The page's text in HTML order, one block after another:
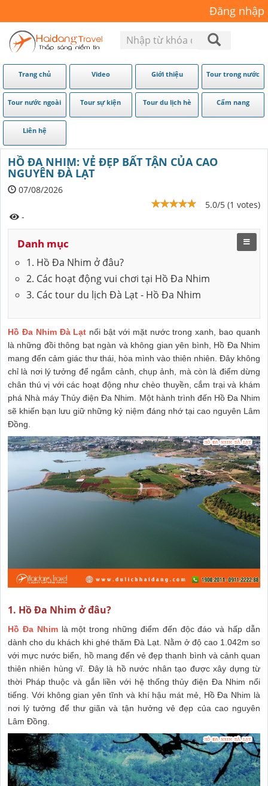
Đăng nhập
Trang chủ Video Giới thiệu Tour trong nước
Tour nước ngoài Tour sự kiện Tour du lịch hè Cẩm nang
Liên hệ
HỒ ĐA NHIM: VẺ ĐẸP BẤT TẬN CỦA CAO
NGUYÊN ĐÀ LẠT
07/08/2026
5.0/5 (1 votes)
-
Danh mục
1. Hồ Đa Nhim ở đâu?
2. Các hoạt động vui chơi tại Hồ Đa Nhim
3. Các tour du lịch Đà Lạt - Hồ Đa Nhim
Hồ Đa Nhim Đà Lạt nổi bật với mặt nước trong xanh, bao quanh
là những đồi thông bạt ngàn và không gian yên bình, Hồ Đa Nhim
mang đến cảm giác thư thái, hòa mình vào thiên nhiên. Đây không
chỉ là nơi lý tưởng để ngắm cảnh, chụp ảnh, mà còn là điểm dừng
chân thú vị với các hoạt động như chèo thuyền, cắm trại và khám
phá Nhà máy Thủy điện Đa Nhim. Một hành trình đến Hồ Đa Nhim
sẽ khiến bạn lưu giữ những kỷ niệm đáng nhớ tại cao nguyên Lâm
Đồng.
1. Hồ Đa Nhim ở đâu?
Hồ Đa Nhim là một trong những điểm đến độc đáo và hấp dẫn
dành cho du khách khi ghé thăm Đà Lạt. Nằm ở độ cao 1.042m so
với mực nước biển, hồ mang đến vẻ đẹp thanh bình và cảnh quan
thiên nhiên hùng vĩ. Đây là hồ nước nhân tạo được xây dựng từ
thời Pháp thuộc và gắn liền với hệ thống thủy điện Đa Nhim nổi
tiếng. Với không gian yên tĩnh và khí hậu mát mẻ, Hồ Đa Nhim là
nơi lý tưởng để thư giãn và tận hưởng vẻ đẹp của cao nguyên
Lâm Đồng.